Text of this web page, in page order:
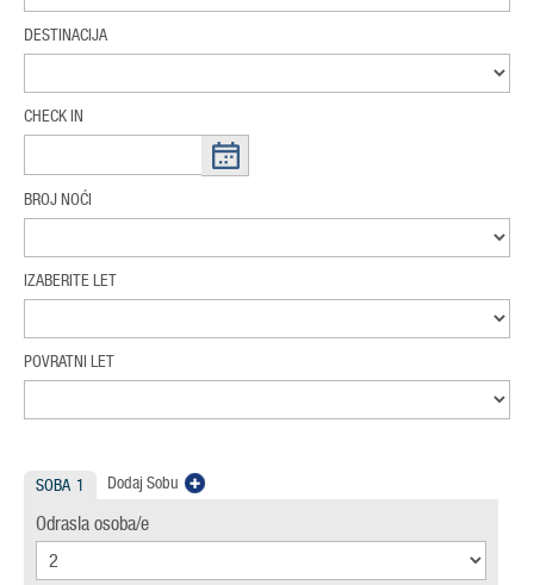
DESTINACIJA
CHECK IN
BROJ NOĆI
IZABERITE LET
POVRATNI LET
SOBA 1 Dodaj Sobu
Odrasla osoba/e